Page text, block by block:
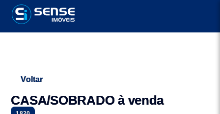
Voltar
CASA/SOBRADO à venda